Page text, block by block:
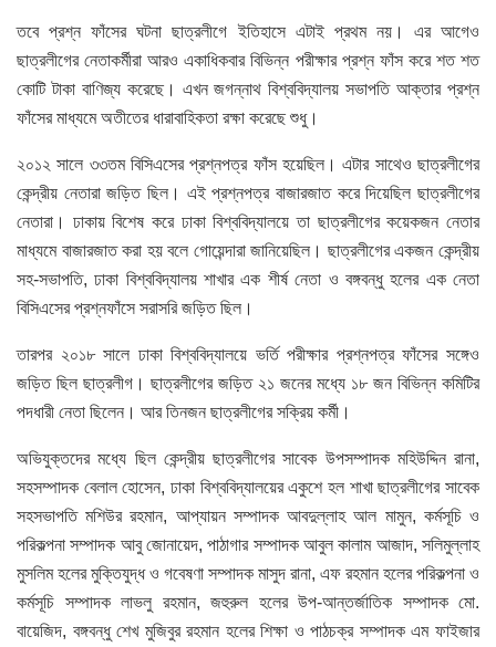
তবে প্রশ্ন ফাঁসের ঘটনা ছাত্রলীগে ইতিহাসে এটাই প্রথম নয়। এর আগেও
ছাত্রলীগের নেতাকর্মীরা আরও একাধিকবার বিভিন্ন পরীক্ষার প্রশ্ন ফাঁস করে শত শত
কোটি টাকা বাণিজ্য করেছে। এখন জগন্নাথ বিশ্ববিদ্যালয় সভাপতি আক্তার প্রশ্ন
ফাঁসের মাধ্যমে অতীতের ধারাবাহিকতা রক্ষা করেছে শুধু।
২০১২ সালে ৩৩তম বিসিএসের প্রশ্নপত্র ফাঁস হয়েছিল। এটার সাথেও ছাত্রলীগের
কেন্দ্রীয় নেতারা জড়িত ছিল। এই প্রশ্নপত্র বাজারজাত করে দিয়েছিল ছাত্রলীগের
নেতারা। ঢাকায় বিশেষ করে ঢাকা বিশ্ববিদ্যালয়ে তা ছাত্রলীগের কয়েকজন নেতার
মাধ্যমে বাজারজাত করা হয় বলে গোয়েন্দারা জানিয়েছিল। ছাত্রলীগের একজন কেন্দ্রীয়
সহ-সভাপতি, ঢাকা বিশ্ববিদ্যালয় শাখার এক শীর্ষ নেতা ও বঙ্গবন্ধু হলের এক নেতা
বিসিএসের প্রশ্নফাঁসে সরাসরি জড়িত ছিল।
তারপর ২০১৮ সালে ঢাকা বিশ্ববিদ্যালয়ে ভর্তি পরীক্ষার প্রশ্নপত্র ফাঁসের সঙ্গেও
জড়িত ছিল ছাত্রলীগ। ছাত্রলীগের জড়িত ২১ জনের মধ্যে ১৮ জন বিভিন্ন কমিটির
পদধারী নেতা ছিলেন। আর তিনজন ছাত্রলীগের সক্রিয় কর্মী।
অভিযুক্তদের মধ্যে ছিল কেন্দ্রীয় ছাত্রলীগের সাবেক উপসম্পাদক মহিউদ্দিন রানা,
সহসম্পাদক বেলাল হোসেন, ঢাকা বিশ্ববিদ্যালয়ের একুশে হল শাখা ছাত্রলীগের সাবেক
সহসভাপতি মশিউর রহমান, আপ্যায়ন সম্পাদক আবদুল্লাহ আল মামুন, কর্মসূচি ও
পরিকল্পনা সম্পাদক আবু জোনায়েদ, পাঠাগার সম্পাদক আবুল কালাম আজাদ, সলিমুল্লাহ
মুসলিম হলের মুক্তিযুদ্ধ ও গবেষণা সম্পাদক মাসুদ রানা, এফ রহমান হলের পরিকল্পনা ও
কর্মসূচি সম্পাদক লাভলু রহমান, জহুরুল হলের উপ-আন্তর্জাতিক সম্পাদক মো.
বায়েজিদ, বঙ্গবন্ধু শেখ মুজিবুর রহমান হলের শিক্ষা ও পাঠচক্র সম্পাদক এম ফাইজার